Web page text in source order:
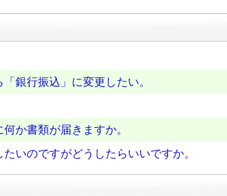
銀行振込」に変更したい。
か書類が届きますか。
いのですがどうしたらいいですか。